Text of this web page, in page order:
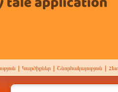
Կարծիքներ Շնորհակալություն